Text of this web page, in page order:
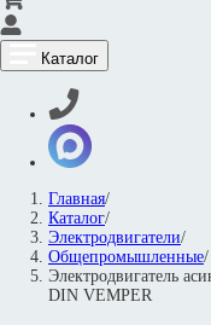
Каталог
Главная/
Каталог/
Электродвигатели/
Общепромышленные/
Электродвигатель
DIN VEMPER